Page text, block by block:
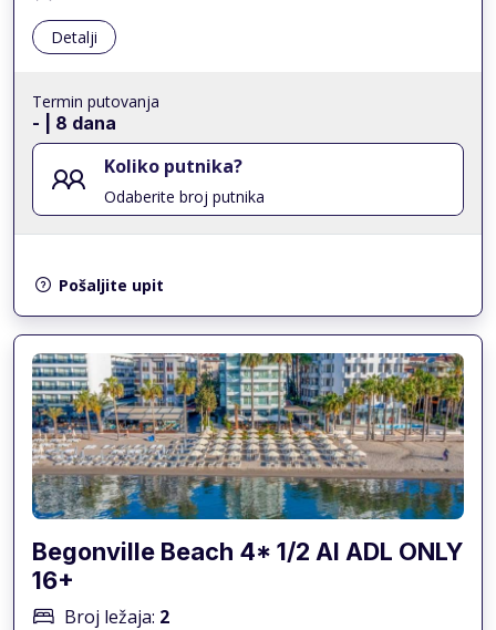
Detalji
Termin putovanja
- | 8 dana
Koliko putnika?
Odaberite broj putnika
Pošaljite upit
Begonville Beach 4* 1/2 AI ADL ONLY
16+
Broj ležaja: 2